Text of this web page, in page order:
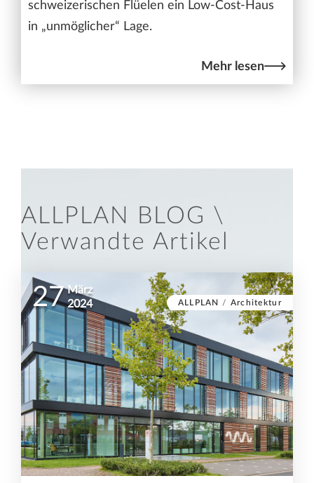
schweizerischen Flüelen ein Low-Cost-Haus
in „unmöglicher“ Lage.
Mehr lesen
ALLPLAN BLOG \
Verwandte Artikel
ALLPLAN / Architektur
27 März
2024